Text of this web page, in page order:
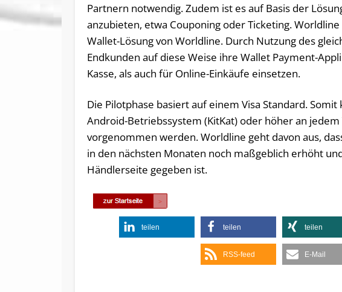
Partnern notwendig. Zudem ist es auf Basis der
anzubieten, etwa Couponing oder Ticketing.
Wallet-Lösung von Worldline. Durch Nutzung des
Endkunden auf diese Weise ihre Wallet Payment-
Kasse, als auch für Online-Einkäufe einsetzen.
Die Pilotphase basiert auf einem Visa Standard.
Android-Betriebssystem (KitKat) oder höher an
vorgenommen werden. Worldline geht davon aus,
in den nächsten Monaten noch maßgeblich erhöht
Händlerseite gegeben ist.
teilen teilen teilen
RSS-feed E-Mail